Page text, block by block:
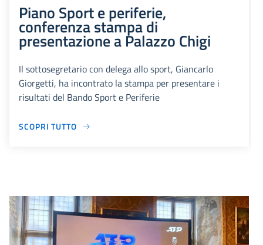
Piano Sport e periferie,
conferenza stampa di
presentazione a Palazzo Chigi
Il sottosegretario con delega allo sport, Giancarlo
Giorgetti, ha incontrato la stampa per presentare i
risultati del Bando Sport e Periferie
SCOPRI TUTTO